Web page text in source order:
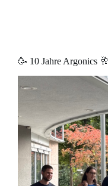
🥳 10 Jahre Argonics 🥂